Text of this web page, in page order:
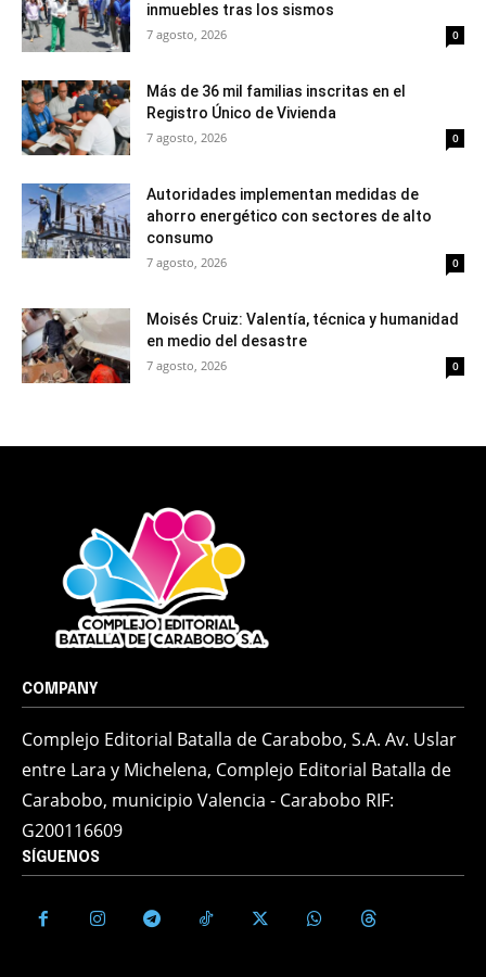
inmuebles tras los sismos
7 agosto, 2026 0
Más de 36 mil familias inscritas en el
Registro Único de Vivienda
7 agosto, 2026 0
Autoridades implementan medidas de
ahorro energético con sectores de alto
consumo
7 agosto, 2026 0
Moisés Cruiz: Valentía, técnica y humanidad
en medio del desastre
7 agosto, 2026 0
COMPANY
Complejo Editorial Batalla de Carabobo, S.A. Av. Uslar
entre Lara y Michelena, Complejo Editorial Batalla de
Carabobo, municipio Valencia - Carabobo RIF:
G200116609
SÍGUENOS